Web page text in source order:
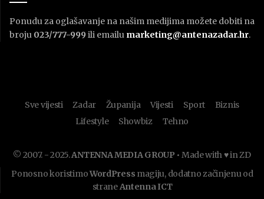
Ponudu za oglašavanje na našim medijima možete dobiti na
broju 023/777-999 ili emailu marketing@antenazadar.hr.
Sve vijesti Zadar Županija Vijesti Sport
Biznis
Lifestyle
Showbiz Tehno
© 2007. - 2025.ANTENNA MEDIA GROUP • Made with ♥ in ZD
Ponosno koristimoWordPress magiju, dodatno začinjenu od
straneAntenna ICT